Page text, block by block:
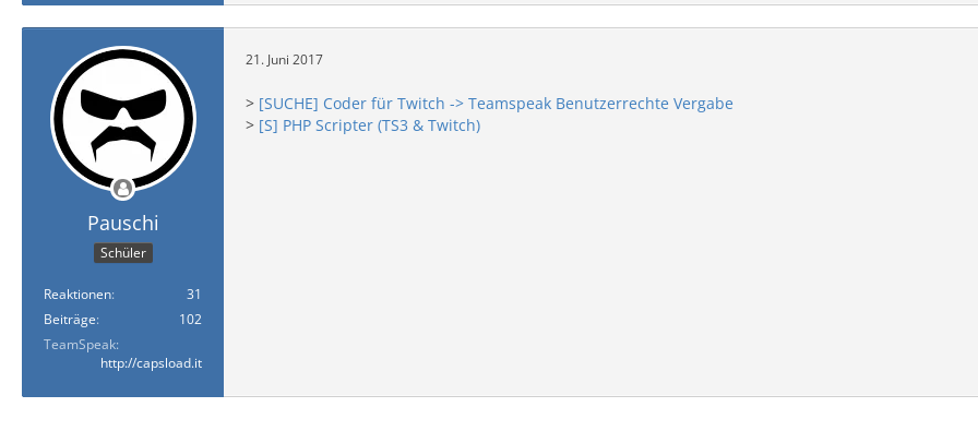
Pauschi
Schüler
Reaktionen
31
Beiträge
102
TeamSpeak
http://capsload.it
21. Juni 2017
> [SUCHE] Coder für Twitch -> Teamspeak Benutzerrechte Vergabe
> [S] PHP Scripter (TS3 & Twitch)